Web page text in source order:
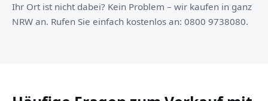
Ihr Ort ist nicht dabei? Kein Problem – wir kaufen in ganz
NRW an. Rufen Sie einfach kostenlos an: 0800 9738080.